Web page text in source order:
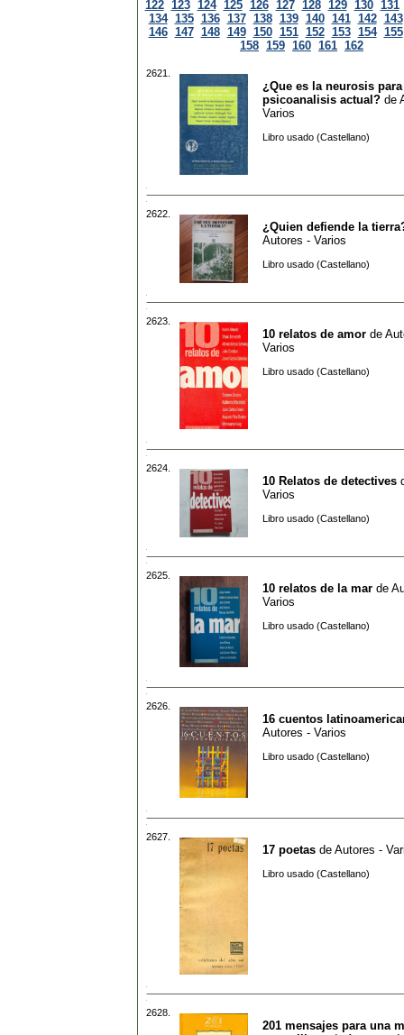
122 123 124 125 126 127 128 129 130 131
134 135 136 137 138 139 140 141 142 143
146 147 148 149 150 151 152 153 154 155
158 159 160 161 162
2621.
¿Que es la neurosis
psicoanalisis actual? de
Varios
Libro usado (Castellano)
2622.
¿Quien defiende la
Autores - Varios
Libro usado (Castellano)
2623.
10 relatos de amor de
Varios
Libro usado (Castellano)
2624.
10 Relatos de detectives
Varios
Libro usado (Castellano)
2625.
10 relatos de la mar de
Varios
Libro usado (Castellano)
2626.
16 cuentos
Autores - Varios
Libro usado (Castellano)
2627.
17 poetas de Autores -
Libro usado (Castellano)
2628.
201 mensajes para una